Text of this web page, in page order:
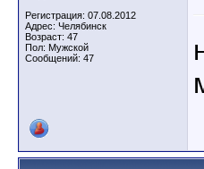
Регистрация: 07.08.2012
Адрес: Челябинск
Возраст: 47
Пол: Мужской
Сообщений: 47